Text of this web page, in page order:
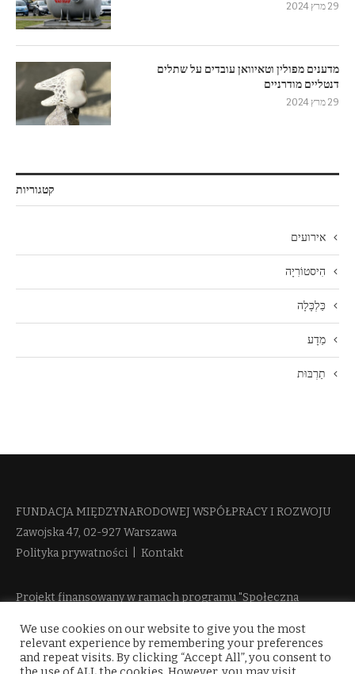
29 מרץ 2024
מדענים מפולין וטאיוואן עובדים על שתלים
דנטליים מודרניים
29 מרץ 2024
קטגוריות
אירועים
הִיסטוֹרִיָה
כַּלְכָּלָה
מַדָע
תַרְבּוּת
FUNDACJA MIĘDZYNARODOWEJ WSPÓŁPRACY I ROZWOJU​
Zawojska 47, 02-927 Warszawa
Polityka prywatności
Kontakt
Projekt finansowany w ramach programu "Społeczna
więcej informacji
We use cookies on our website to give you the most
relevant experience by remembering your preferences
and repeat visits. By clicking “Accept All”, you consent to